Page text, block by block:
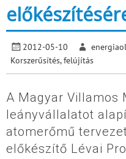
2012-05-10
Korszerűsítés, felújítás
A Magyar Villamos
leányvállalatot
atomerőmű
előkészítő Lévai